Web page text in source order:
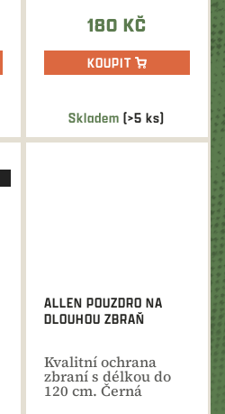
Skladem(>5 ks)
180 KČ
KOUPIT
ALLEN POUZDRO NA
DLOUHOU ZBRAŇ
Kvalitní ochrana
zbraní s délkou do
120 cm. Černá